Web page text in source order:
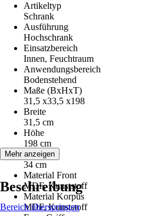
Artikeltyp
Schrank
Ausführung
Hochschrank
Einsatzbereich
Innen, Feuchtraum
Anwendungsbereich
Bodenstehend
Maße (BxHxT)
31,5 x33,5 x198
Breite
31,5 cm
Höhe
198 cm
Tiefe
34 cm
Material Front
MDF, Kunststoff
Material Korpus
MDF, Kunststoff
Mehr anzeigen
Beschreibung
Bereich überspringen